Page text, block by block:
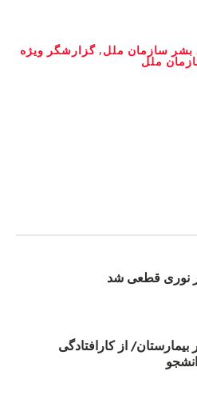
سازمان ملل,گزارشگر ويژه
ملل
قطعی شد
از کارافتادگی